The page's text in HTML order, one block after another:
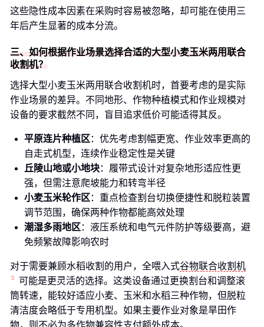
这些隐性成本因素在采购时容易被忽略，却可能在使用三
年后产生显著的成本分流。
三、如何根据作业场景选择合适的大型小麦玉米两用联合
收割机？
选择大型小麦玉米两用联合收割机时，首要考虑的是实际
作业场景的差异。不同地形、作物种植模式和作业规模对
设备的要求截然不同，盲目追求低价可能适得其反。
平原连片种植区 ：优先考虑割幅更宽、作业效率更高的
自走式机型，连续作业稳定性是关键
丘陵山地或小地块：履带式设计对复杂地形适应性更
强，但需注意爬坡能力和转弯半径
小麦玉米轮作区 ：重点检查割台切换便捷性和脱粒装置
调节范围，确保两种作物都能高效处理
潮湿多雨地区 ：液压系统和电气元件防护等级要高，避
免频繁故障影响农时
对于需要兼顾水稻收割的用户，全喂入式谷物联合收割机
可能是更灵活的选择。这类设备通过更换割台和调整滚
筒转速，能较好适应小麦、玉米和水稻三种作物，但脱粒
清洁度会略低于专用机型。如果主要作业对象是旱田作
物，则不必为多作物兼容性支付额外成本。